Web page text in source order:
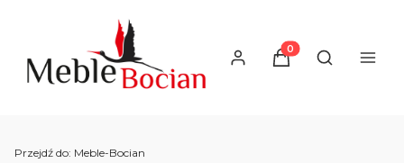
Produkty w
Otwórz
Przejdź do: Meble-Bocian